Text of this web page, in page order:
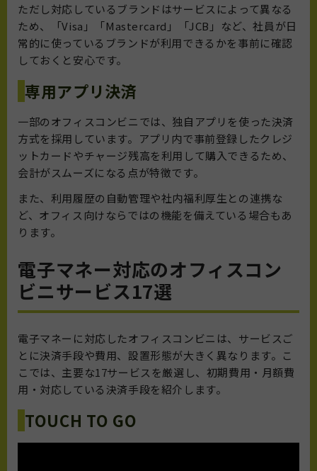
ただし対応しているブランドはサービスによって異なる
ため、「Visa」「Mastercard」「JCB」など、社員が日
常的に使っているブランドが利用できるかを事前に確認
しておくと安心です。
専用アプリ決済
一部のオフィスコンビニでは、独自アプリを使った決済
方式を採用しています。アプリ内で事前登録したクレジ
ットカードやチャージ残高を利用して購入できるため、
会計がスムーズになる点が特徴です。
また、利用履歴の自動管理や社内福利厚生との連携な
ど、オフィス向けならではの機能を備えている場合もあ
ります。
電子マネー対応のオフィスコン
ビニサービス17選
電子マネーに対応したオフィスコンビニは、サービスご
とに決済手段や費用、設置形態が大きく異なります。こ
こでは、主要な17サービスを厳選し、初期費用・月額費
用・対応している決済手段を紹介します。
TOUCH TO GO